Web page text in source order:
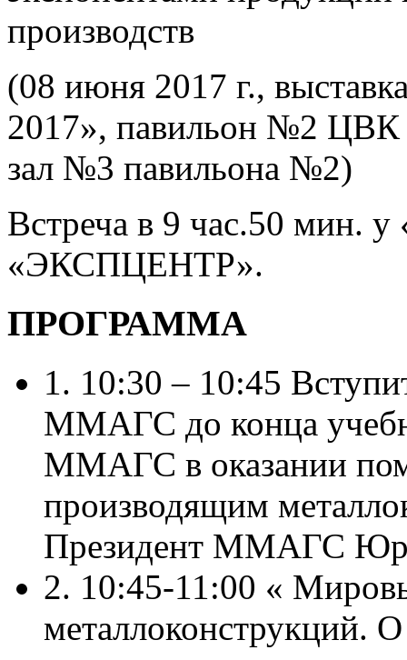
производств
(08 июня 2017 г.,
2017», павильон №2
зал №3 павильона №2)
Встреча в 9 час.50 мин.
«ЭКСПЦЕНТР».
ПРОГРАММА
1. 10:30 – 10:45
ММАГС до конца
ММАГС в оказании
производящим
Президент ММАГС
2. 10:45-11:00 «
металлоконструкций.